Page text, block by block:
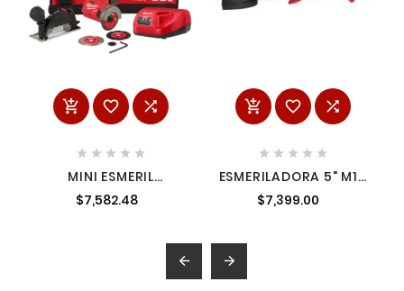
  
    
MINI ESMERIL
COMPACTA 3" M12
FUEL KIT MILWAUKEE
$7,582.48
  
    
ESMERILADORA 5" M18
MILWAUKEE 2886-20
$7,399.00
 